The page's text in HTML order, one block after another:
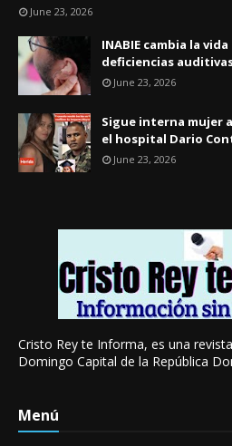
June 23, 2026
INABIE cambia la
deficiencias
June 23, 2026
Sigue interna mujer
el hospital Dario
June 23, 2026
Cristo Rey te Informa, es una
Domingo Capital de la República
Menú